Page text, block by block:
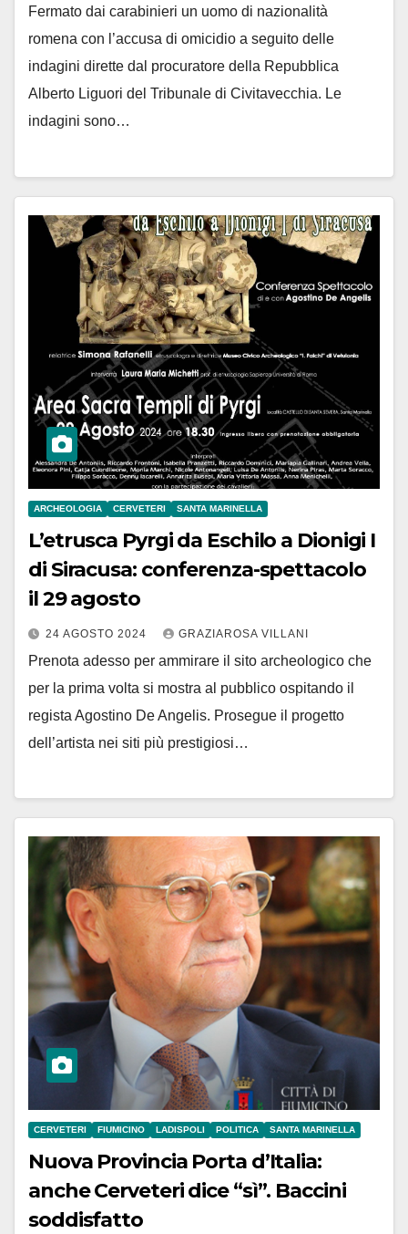
Fermato dai carabinieri un uomo di nazionalità
romena con l’accusa di omicidio a seguito delle
indagini dirette dal procuratore della Repubblica
Alberto Liguori del Tribunale di Civitavecchia. Le
indagini sono…
ARCHEOLOGIA CERVETERI SANTA MARINELLA
L’etrusca Pyrgi da Eschilo a Dionigi I
di Siracusa: conferenza-spettacolo
il 29 agosto
24 AGOSTO 2024 GRAZIAROSA VILLANI
Prenota adesso per ammirare il sito archeologico che
per la prima volta si mostra al pubblico ospitando il
regista Agostino De Angelis. Prosegue il progetto
dell’artista nei siti più prestigiosi…
CERVETERI FIUMICINO LADISPOLI POLITICA SANTA MARINELLA
Nuova Provincia Porta d’Italia:
anche Cerveteri dice “sì”. Baccini
soddisfatto